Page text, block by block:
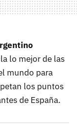
lo mejor de las
mundo para
los puntos
de España.